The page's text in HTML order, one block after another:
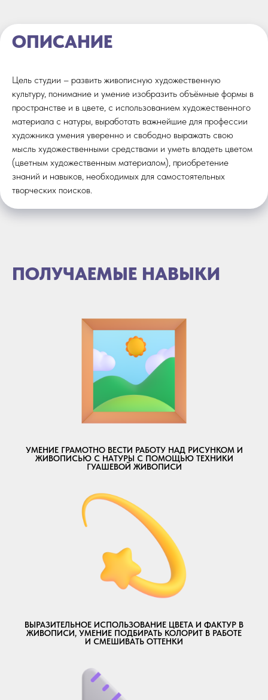
ОПИСАНИЕ
Цель студии – развить живописную художественную
культуру, понимание и умение изобразить объёмные формы в
пространстве и в цвете, с использованием художественного
материала с натуры, выработать важнейшие для профессии
художника умения уверенно и свободно выражать свою
мысль художественными средствами и уметь владеть цветом
(цветным художественным материалом), приобретение
знаний и навыков, необходимых для самостоятельных
творческих поисков.
ПОЛУЧАЕМЫЕ НАВЫКИ
УМЕНИЕ ГРАМОТНО ВЕСТИ РАБОТУ НАД РИСУНКОМ И
ЖИВОПИСЬЮ С НАТУРЫ С ПОМОЩЬЮ ТЕХНИКИ
ГУАШЕВОЙ ЖИВОПИСИ
ВЫРАЗИТЕЛЬНОЕ ИСПОЛЬЗОВАНИЕ ЦВЕТА И ФАКТУР В
ЖИВОПИСИ, УМЕНИЕ ПОДБИРАТЬ КОЛОРИТ В РАБОТЕ
И СМЕШИВАТЬ ОТТЕНКИ